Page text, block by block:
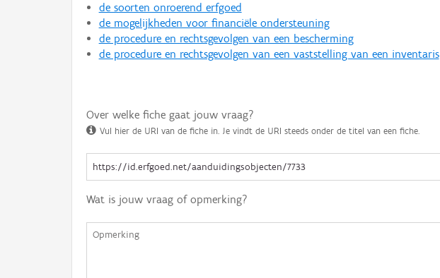
de soorten onroerend erfgoed
de mogelijkheden voor financiële ondersteuning
de procedure en rechtsgevolgen van een bescherming
de procedure en rechtsgevolgen van een vaststelling van een inventaris
Over welke fiche gaat jouw vraag?
Vul hier de URI van de fiche in. Je vindt de URI steeds onder de titel van een fiche.
Wat is jouw vraag of opmerking?